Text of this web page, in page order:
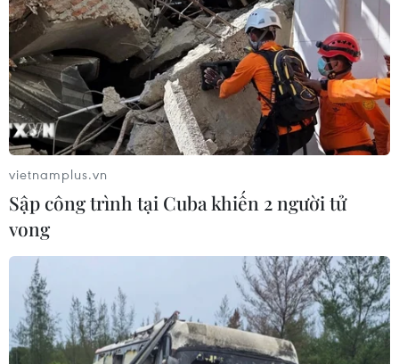
#Bộ trưởng Đỗ Đức Duy #Lâm nghiệp
#Kinh tế
#Tán rừng
#Bộ Nông nghiệp và Môi trường
Theo dõi VietnamPlus
TIN LIÊN QUAN
vietnamplus.vn
Sập công trình tại Cuba khiến 2 người tử
vong